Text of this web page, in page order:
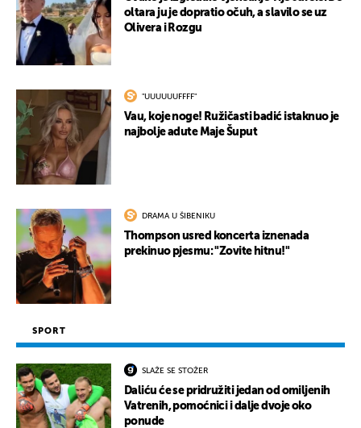
oltara ju je dopratio očuh, a slavilo se uz
Olivera i Rozgu
"UUUUUUFFFF"
Vau, koje noge! Ružičasti badić istaknuo je
najbolje adute Maje Šuput
DRAMA U ŠIBENIKU
Thompson usred koncerta iznenada
prekinuo pjesmu: "Zovite hitnu!"
SPORT
SLAŽE SE STOŽER
Daliću će se pridružiti jedan od omiljenih
Vatrenih, pomoćnici i dalje dvoje oko
ponude